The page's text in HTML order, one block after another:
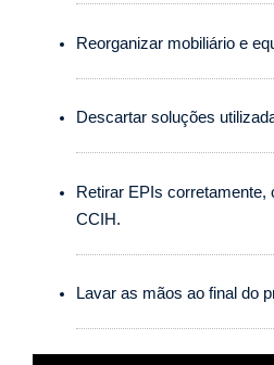
Reorganizar mobiliário e
Descartar soluções
Retirar EPIs corretamente,
CCIH.
Lavar as mãos ao final do